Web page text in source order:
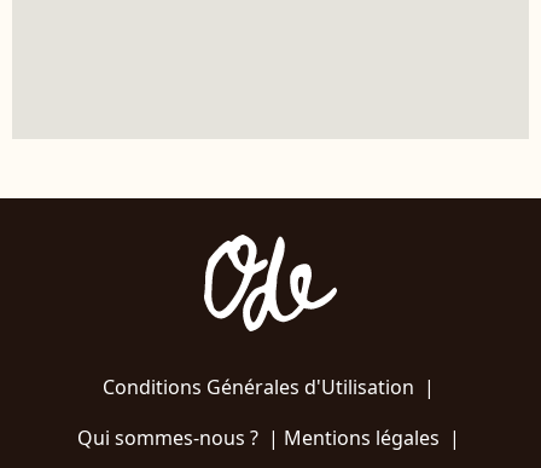
Conditions Générales d'Utilisation |
Qui sommes-nous ?| Mentions légales |